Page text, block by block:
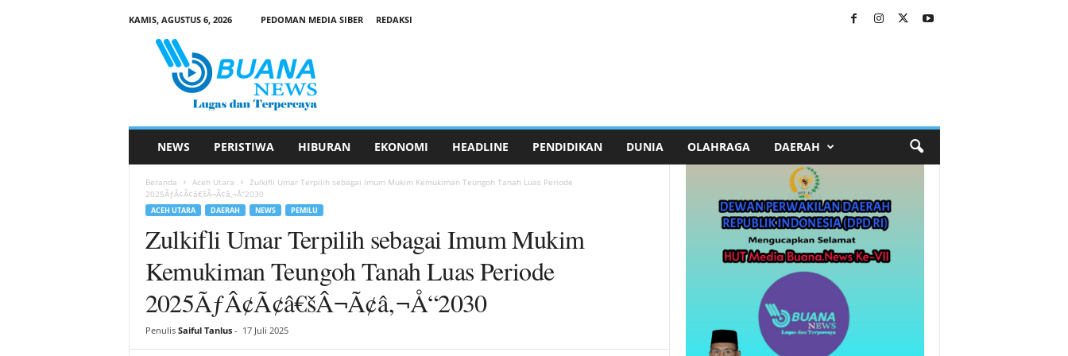
KAMIS, AGUSTUS 6, 2026 PEDOMAN MEDIA SIBER
REDAKSI
NEWS PERISTIWA HIBURAN EKONOMI HEADLINE PENDIDIKAN DUNIA OLAHRAGA DAERAH
Beranda Aceh Utara
Zulkifli Umar Terpilih sebagai Imum Mukim Kemukiman Teungoh Tanah Luas Periode
2025ÃƒÂ¢Ã¢â€šÂ¬Ã¢â‚¬Å“2030
ACEH UTARA DAERAH NEWS PEMILU
Zulkifli Umar Terpilih sebagai Imum Mukim
Kemukiman Teungoh Tanah Luas Periode
2025ÃƒÂ¢Ã¢â€šÂ¬Ã¢â‚¬Å“2030
Penulis Saiful Tanlus- 17 Juli 2025